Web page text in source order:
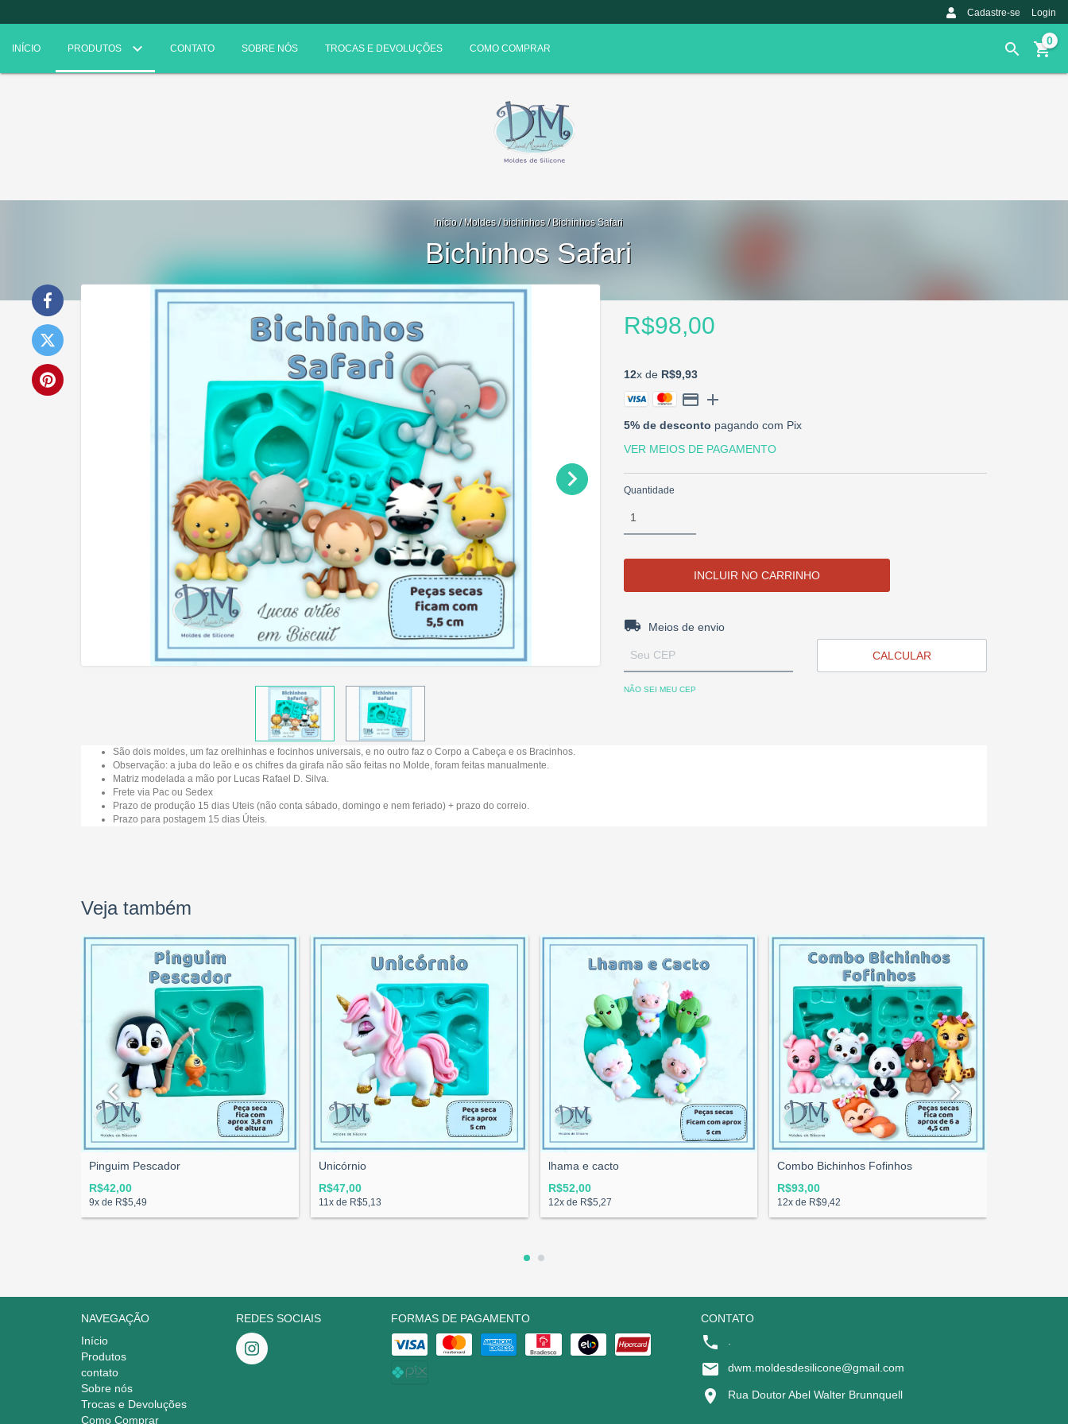
Cadastre-se Login
INÍCIO PRODUTOS CONTATO SOBRE NÓS TROCAS E DEVOLUÇÕES COMO COMPRAR
0
Início / Moldes / bichinhos / Bichinhos Safari
Bichinhos Safari
R$98,00
12x de R$9,93
5% de desconto pagando com Pix
VER MEIOS DE PAGAMENTO
Quantidade
Entregas para o CEP:
Meios de envio
CALCULAR
NÃO SEI MEU CEP
São dois moldes, um faz orelhinhas e focinhos universais, e no outro faz o Corpo a Cabeça e os Bracinhos.
Observação: a juba do leão e os chifres da girafa não são feitas no Molde, foram feitas manualmente.
Matriz modelada a mão por Lucas Rafael D. Silva.
Frete via Pac ou Sedex
Prazo de produção 15 dias Uteis (não conta sábado, domingo e nem feriado) + prazo do correio.
Prazo para postagem 15 dias Úteis.
Veja também
Pinguim Pescador
R$42,00
9x de R$5,49
Unicórnio
R$47,00
11 x de R$5,13
lhama e cacto
R$52,00
12x de R$5,27
Combo Bichinhos Fofinhos
R$93,00
12x de R$9,42
NAVEGAÇÃO
Início
Produtos
contato
Sobre nós
Trocas e Devoluções
Como Comprar
REDES SOCIAIS FORMAS DE PAGAMENTO
CONTATO
dwm.moldesdesilicone@gmail.com
Rua Doutor Abel Walter Brunnquell